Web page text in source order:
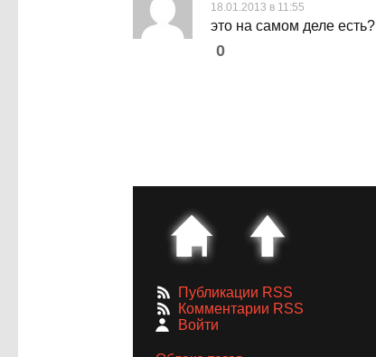
18.01.2013 в 11:55
это на самом деле есть?
0
Публикации RSS
Комментарии RSS
Войти